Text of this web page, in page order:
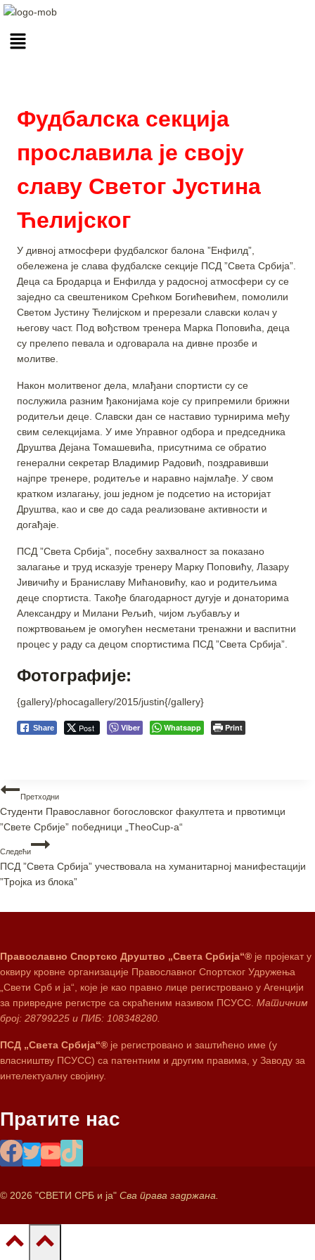
Фудбалска секција
прославила је своју
славу Светог Јустина
Ћелијског
У дивној атмосфери фудбалског балона ”Енфилд”,
обележена је слава фудбалске секције ПСД ”Света Србија”.
Деца са Бродарца и Енфилда у радосној атмосфери су се
заједно са свештеником Срећком Богићевићем, помолили
Светом Јустину Ћелијском и пререзали славски колач у
његову част. Под вођством тренера Марка Поповића, деца
су прелепо певала и одговарала на дивне прозбе и
молитве.
Након молитвеног дела, млађани спортисти су се
послужила разним ђаконијама које су припремили брижни
родитељи деце. Славски дан се наставио турнирима међу
свим селекцијама. У име Управног одбора и председника
Друштва Дејана Томашевића, присутнима се обратио
генерални секретар Владимир Радовић, поздравивши
најпре тренере, родитеље и наравно најмлађе. У свом
кратком излагању, још једном је подсетио на историјат
Друштва, као и све до сада реализоване активности и
догађаје.
ПСД ”Света Србија”, посебну захвалност за показано
залагање и труд исказује тренеру Марку Поповићу, Лазару
Јивичићу и Браниславу Мићановићу, као и родитељима
деце спортиста. Такође благодарност дугује и донаторима
Александру и Милани Рељић, чијом љубављу и
пожртвовањем је омогућен несметани тренажни и васпитни
процес у раду са децом спортистима ПСД ”Света Србија”.
Фотографије:
{gallery}/phocagallery/2015/justin{/gallery}
Share Post Viber Whatsapp Print
Претходни
Студенти Православног богословског факултета и првотимци
”Свете Србије” победници „TheoCup-а“
Следећи
ПСД ”Света Србија” учествовала на хуманитарној манифестацији
”Тројка из блока”
Православно Спортско Друштво „Света Србија“® је пројекат у
оквиру кровне организације Православног Спортског Удружења
„Свети Срб и ја“, које је као правно лице регистровано у Агенцији
за привредне регистре са скраћеним називом ПСУСС. Матичним
број: 28799225 и ПИБ: 108348280.
ПСД „Света Србија“® је регистровано и заштићено име (у
власништву ПСУСС) са патентним и другим правима, у Заводу за
интелектуалну својину.
Пратите нас
© 2026 "СВЕТИ СРБ и ја" Сва права задржана.